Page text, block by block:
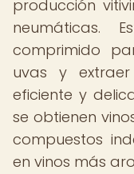
producción
neumáticas.
comprimido
uvas y
eficiente y
se obtienen
compuestos
en vinos más